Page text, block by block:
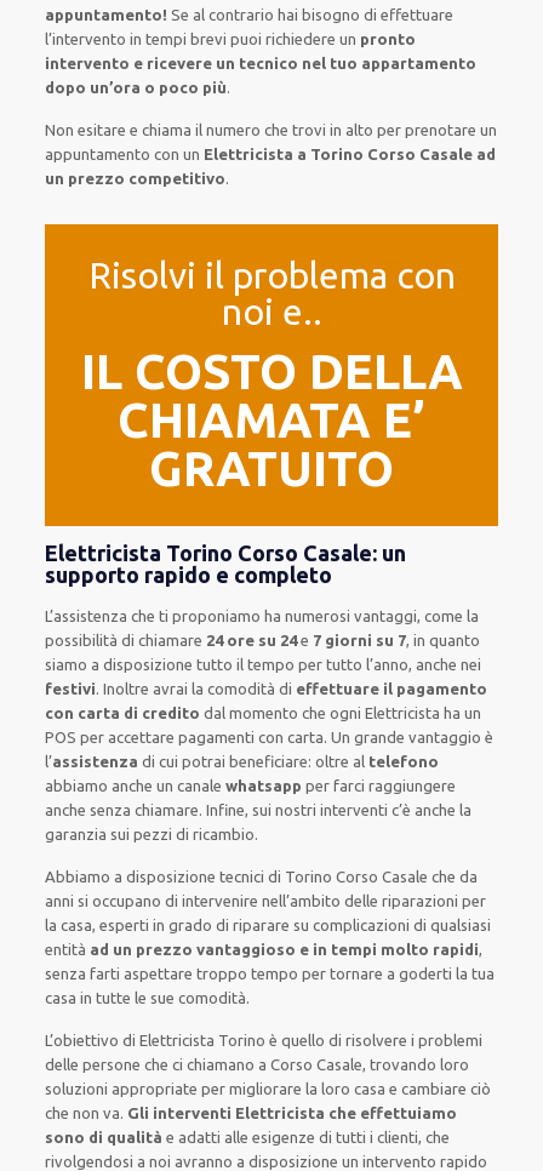
appuntamento! Se al contrario hai bisogno dieffettuare
l’intervento in tempi brevi puoi richiedere un pronto
intervento e ricevere un tecnico nel tuo appartamento
dopo un’ora o poco più.
Non esitare e chiama il numero che trovi in alto per prenotare un
appuntamento con un Elettricista a Torino Corso Casale ad
un prezzo competitivo.
Risolvi il problema con
noi e..
IL COSTO DELLA
CHIAMATA E’
GRATUITO
Elettricista Torino Corso Casale: un
supporto rapido e completo
L’assistenza che tiproponiamo ha numerosi vantaggi, come la
possibilità di chiamare 24 ore su 24e 7 giorni su 7, in quanto
siamo a disposizionetutto il tempo per tutto l’anno, anche nei
festivi.Inoltre avrai la comodità di effettuare il pagamento
con carta di credito dal momento che ogni Elettricista haun
POSper accettare pagamenticon carta.Un grande vantaggio è
l’assistenza di cui potrai beneficiare: oltre al telefono
abbiamo anche uncanale whatsappper farci raggiungere
anche senza chiamare.Infine, sui nostri interventi c’è anche la
garanzia sui pezzi di ricambio.
Abbiamo a disposizionetecnici di Torino Corso Casale che da
anni si occupano di intervenirenell’ambito delle riparazioni per
la casa, espertiin grado di riparare su complicazioni di qualsiasi
entità ad un prezzo vantaggioso e in tempi molto rapidi,
senza farti aspettare troppo tempo per tornare a goderti la tua
casa in tutte le sue comodità.
L’obiettivo di Elettricista Torino è quello di risolvere i problemi
delle persone checi chiamano a Corso Casale, trovando loro
soluzioni appropriate per migliorare la loro casa e cambiare ciò
che non va. Gli interventi Elettricista che effettuiamo
sono di qualità e adatti alle esigenze di tutti i clienti, che
rivolgendosi a noi avranno a disposizione un interventorapido